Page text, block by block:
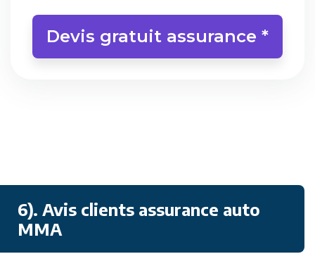
Devis gratuit assurance *
6). Avis clients assurance auto
MMA